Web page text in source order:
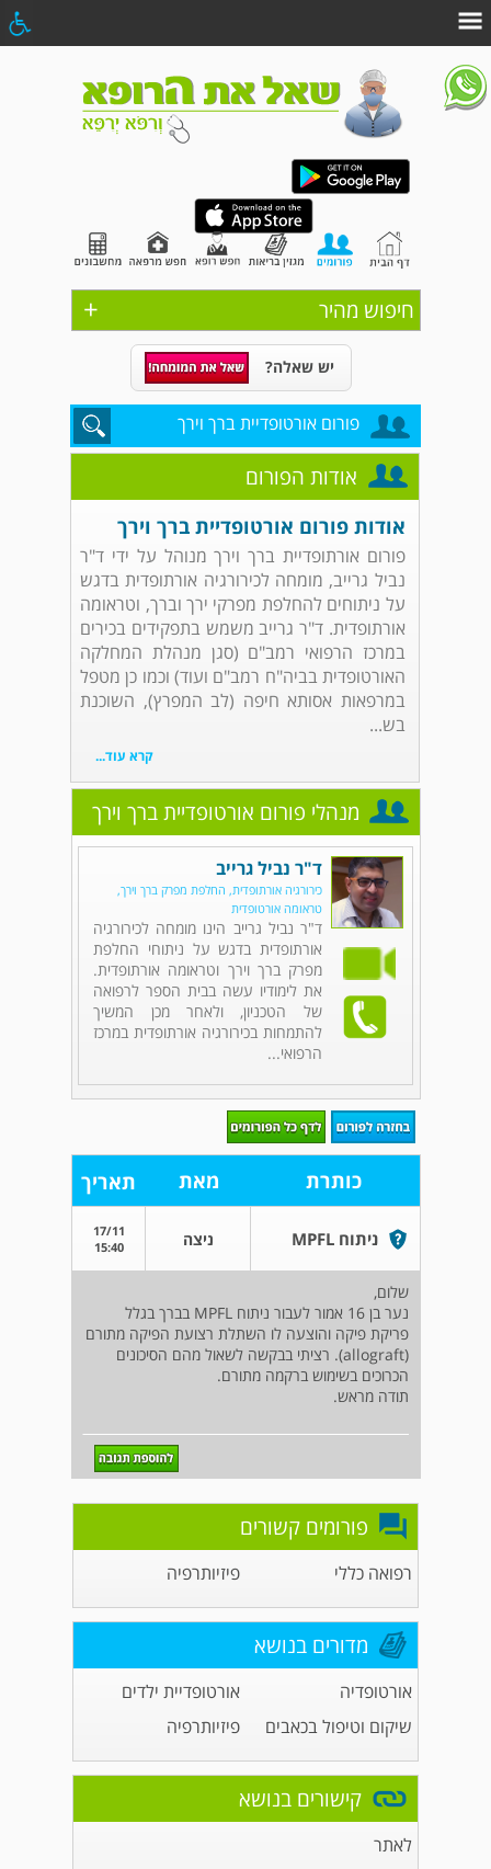
+ חיפוש מהיר
יש שאלה?
פורום אורטופדיית ברך וירך
אודות הפורום
אודות פורום אורטופדיית ברך וירך
פורום אורתופדיית ברך וירך מנוהל על ידי ד"ר
נביל גרייב, מומחה לכירורגיה אורתופדית בדגש
על ניתוחים להחלפת מפרקי ירך וברך, וטראומה
אורתופדית. ד"ר גרייב משמש בתפקידים בכירים
במרכז הרפואי רמב"ם (סגן מנהלת המחלקה
האורטופדית בביה"ח רמב"ם ועוד) וכמו כן מטפל
במרפאות אסותא חיפה (לב המפרץ), השוכנת
בש...
קרא עוד...
מנהלי פורום אורטופדיית ברך וירך
ד"ר נביל גרייב
כירורגיה אורתופדית, החלפת מפרק ברך וירך,
טראומה אורטופדית
ד"ר נביל גרייב הינו מומחה לכירורגיה
אורתופדית בדגש על ניתוחי החלפת
מפרק ברך וירך וטראומה אורתופדית.
את לימודיו עשה בבית הספר לרפואה
של הטכניון, ולאחר מכן המשיך
להתמחות בכירורגיה אורתופדית במרכז
הרפואי...
כותרת מאת תאריך
ניתוח MPFL ניצה
17/11
15:40
שלום,
נער בן 16 אמור לעבור ניתוח MPFL בברך בגלל
פריקת פיקה והוצעה לו השתלת רצועת הפיקה מתורם
(allograft). רציתי בבקשה לשאול מהם הסיכונים
הכרוכים בשימוש ברקמה מתורם.
תודה מראש.
פורומים קשורים
רפואה כללי פיזיותרפיה
מדורים בנושא
אורטופדיה
אורטופדיית ילדים
שיקום וטיפול בכאבים
פיזיותרפיה
קישורים בנושא
לאתר